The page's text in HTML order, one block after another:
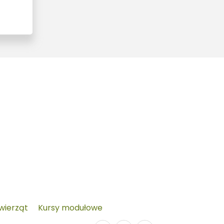
Kursy modułowe